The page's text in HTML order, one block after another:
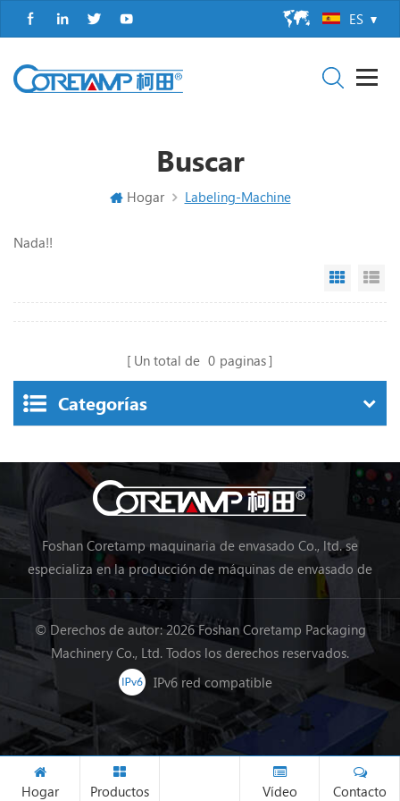
ES
Buscar
Hogar Labeling-Machine
Nada!!
Grid
Un total de 0 paginas
Categorías
Foshan Coretamp maquinaria de envasado Co., ltd. se
especializa en la producción de máquinas de envasado de
almohadas, máquinas de envasado vertical, máquinas de
envasado en línea de procesamiento de alimentos, máquinas
de envasado de verduras, máquinas de embalaje, etc.
© Derechos de autor: 2026 Foshan Coretamp Packaging
Machinery Co., Ltd. Todos los derechos reservados.
IPv6 red compatible
Hogar Productos Vídeo Contacto